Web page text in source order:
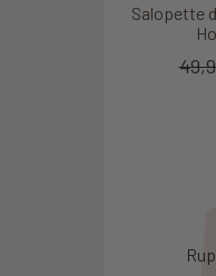
Salopette